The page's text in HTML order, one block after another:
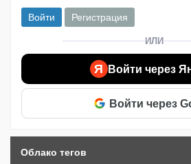
Войти Регистрация
ИЛИ
Я Войти через
Войти через
Облако тегов